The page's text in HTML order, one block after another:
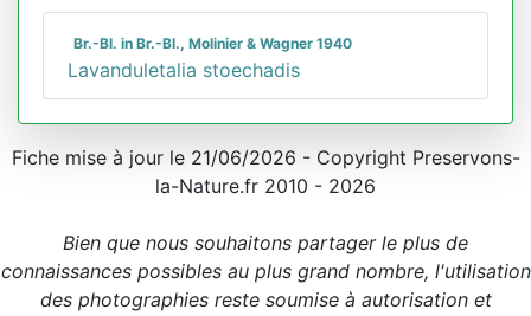
Br.-Bl. in Br.-Bl., Molinier & Wagner 1940
Lavanduletalia stoechadis
Fiche mise à jour le 21/06/2026 - Copyright Preservons-
la-Nature.fr 2010 - 2026
Bien que nous souhaitons partager le plus de
connaissances possibles au plus grand nombre, l'utilisation
des photographies reste soumise à autorisation et